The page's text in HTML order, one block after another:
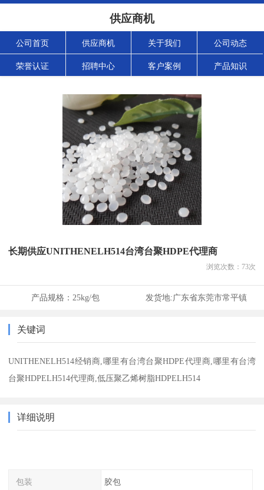
供应商机
公司首页 供应商机 关于我们 公司动态
荣誉认证 招聘中心 客户案例 产品知识
长期供应UNITHENELH514台湾台聚HDPE代理商
浏览次数： 73次
产品规格： 25kg/包 发货地:广东省东莞市常平镇
关键词
UNITHENELH514经销商,哪里有台湾台聚HDPE代理商,哪里有台湾
台聚HDPELH514代理商,低压聚乙烯树脂HDPELH514
详细说明
包装 胶包